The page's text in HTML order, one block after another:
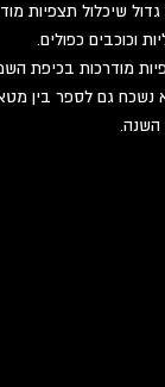
שיכלול תצפיות
וכוכבים כפולים.
מודרכות בכיפת
נשכח גם לספר